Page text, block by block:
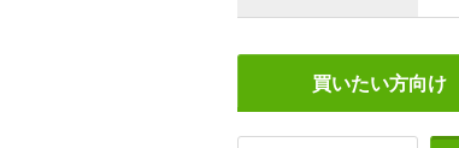
買いたい方向け